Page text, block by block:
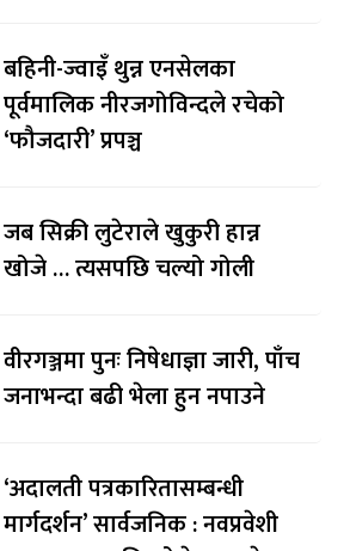
बहिनी-ज्वाइँ थुन्न एनसेलका
पूर्वमालिक नीरजगोविन्दले रचेको
‘फौजदारी’ प्रपञ्च
जब सिक्री लुटेराले खुकुरी हान्न
खोजे … त्यसपछि चल्यो गोली
वीरगञ्जमा पुनः निषेधाज्ञा जारी, पाँच
जनाभन्दा बढी भेला हुन नपाउने
‘अदालती पत्रकारितासम्बन्धी
मार्गदर्शन’ सार्वजनिक : नवप्रवेशी